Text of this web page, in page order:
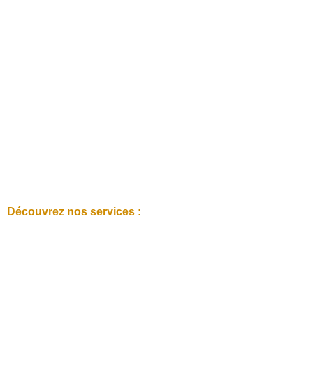
Découvrez nos services :